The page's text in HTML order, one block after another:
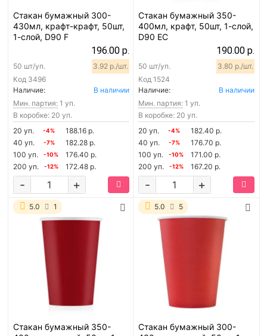
Стакан бумажный 300-
430мл, крафт-крафт, 50шт,
1-слой, D90 F
196.00 р.
Код 3496
50 шт/уп. 3.92 р./шт.
Наличие:
В наличии
Мин. партия: 1 уп.
В коробке: 20 уп.
20 уп.
-4%
188.16 р.
40 уп.
-7%
182.28 р.
100 уп.
-10%
176.40 р.
200 уп.
-12% 172.48 р.
+
-
Стакан бумажный 350-
400мл, крафт, 50шт, 1-слой,
D90 EC
190.00 р.
Код 1524
50 шт/уп. 3.80 р./шт.
Наличие:
В наличии
Мин. партия: 1 уп.
В коробке: 20 уп.
20 уп.
-4%
182.40 р.
40 уп.
-7%
176.70 р.
100 уп.
-10%
171.00 р.
200 уп.
-12% 167.20 р.
+
-
5.0 1
Стакан бумажный 350-
5.0 5
Стакан бумажный 300-